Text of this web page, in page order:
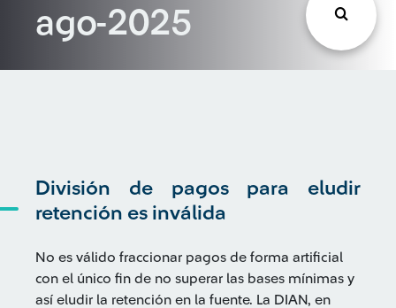
ago-2025
División de pagos para eludir
retención es inválida
No es válido fraccionar pagos de forma artificial
con el único fin de no superar las bases mínimas y
así eludir la retención en la fuente. La DIAN, en